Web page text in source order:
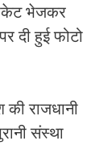
भेजकर
दी हुई फोटो
राजधानी
संस्था